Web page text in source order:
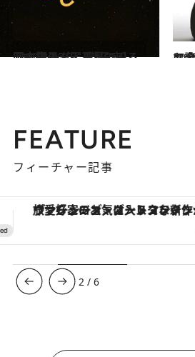
2012.2.16
岡本翔子・天王星でみるこの先の7年【獅子座】
ライフスタイル お金の
ラ
FEATURE
フィーチャー記事
「土佐和ハーブかき氷」がOMO7高知に登場！生姜、山椒、大葉など目
3 /6